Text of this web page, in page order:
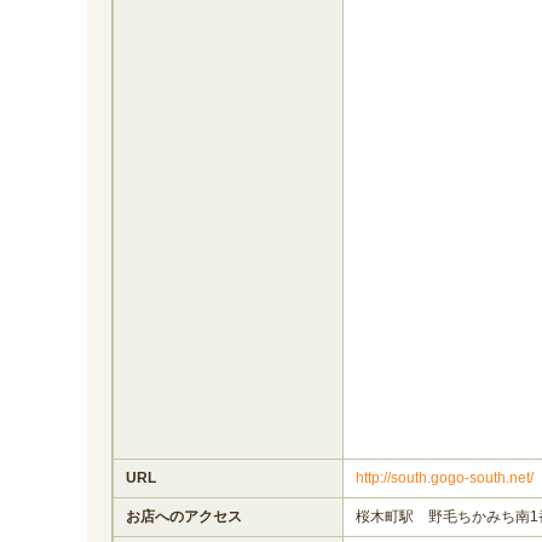
URL http://south.gogo-south.net/
お店へのアクセス 桜木町駅 野毛ちかみち南1